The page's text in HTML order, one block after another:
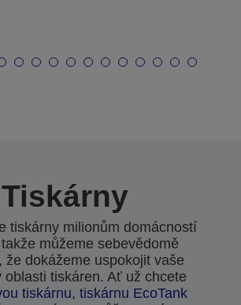
Tiskárny
tiskárny milionům domácností
můžeme sebevědomě
že dokážeme uspokojit vaše
oblasti tiskáren. Ať už chcete
tiskárnu, tiskárnu EcoTank